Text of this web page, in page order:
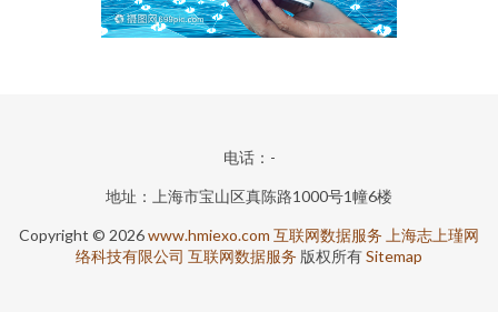
电话：-
地址：上海市宝山区真陈路1000号1幢6楼
Copyright © 2026www.hmiexo.com 互联网数据服务 上海志上瑾网
络科技有限公司 互联网数据服务 版权所有Sitemap